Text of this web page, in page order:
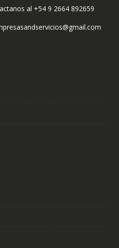
al +54 9 2664 892659